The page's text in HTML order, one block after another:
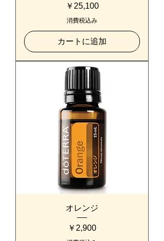
価格
￥25,100
消費税込み
カートに追加
オレンジ
価格
￥2,900